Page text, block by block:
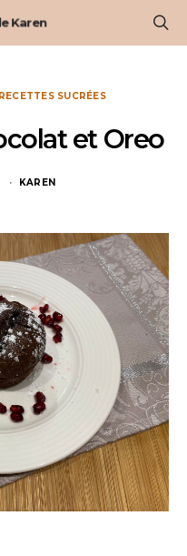
Karen
RECETTES SUCRÉES
et Oreo
KAREN